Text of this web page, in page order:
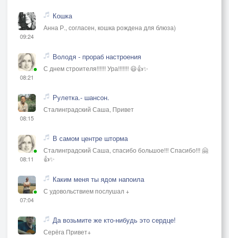
09:24
Кошка
Анна Р., согласен, кошка рождена для блюза)
08:21
Володя - прораб настроения
С днем строителя!!!!!! Ура!!!!!!! 😃👍✨
08:15
Рулетка.- шансон.
Сталинградский Саша, Привет
08:11
В самом центре шторма
Сталинградский Саша, спасибо большое!!! Спасибо!!! 🤗
👍✨
07:04
Каким меня ты ядом напоила
С удовольствием послушал +
Да возьмите же кто-нибудь это сердце!
Серёга Привет+